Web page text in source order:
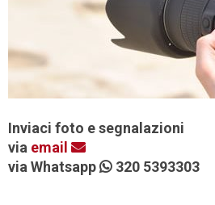
Inviaci foto e segnalazioni
via email
via Whatsapp
320 5393303